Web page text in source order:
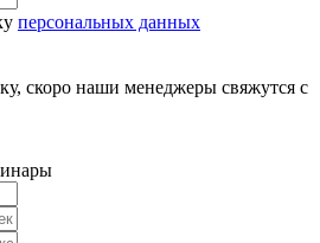
персональных данных
скоро наши менеджеры свяжутся с